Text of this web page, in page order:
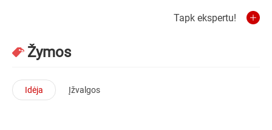
Tapk ekspertu!
Žymos
Idėja Įžvalgos